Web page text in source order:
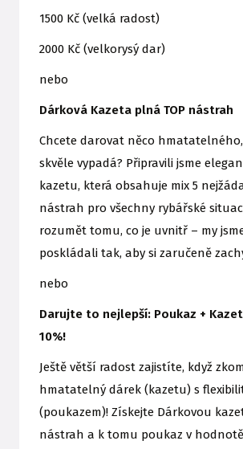
1500 Kč (velká radost)
2000 Kč (velkorysý dar)
nebo
Dárková Kazeta plná TOP nástrah
Chcete darovat něco
skvěle vypadá? Připravili jsme
kazetu, která obsahuje mix 5
nástrah pro všechny rybářské
rozumět tomu, co je uvnitř – my
poskládali tak, aby si zaručeně
nebo
Darujte to nejlepší: Poukaz +
10%!
Ještě větší radost zajistíte, když
hmatatelný dárek (kazetu) s
(poukazem)! Získejte Dárkovou
nástrah a k tomu poukaz v hodnotě